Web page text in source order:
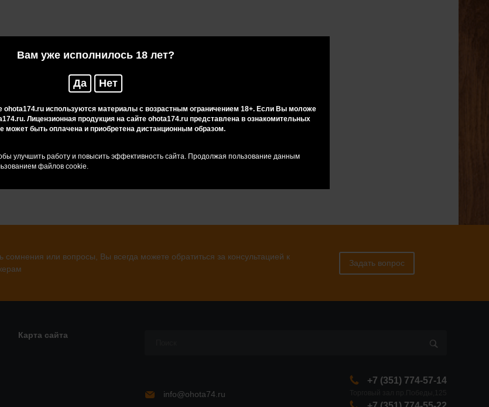
Вам уже исполнилось 18 лет?
Да Нет
используются материалы с возрастным ограничением 18+. Если Вы моложе
Лицензионная продукция на сайте ohota174.ru представлена в ознакомительных
может быть оплачена и приобретена дистанционным образом.
улучшить работу и повысить эффективность сайта. Продолжая пользование данным
файлов cookie.
сомнения или вопросы, Вы всегда можете обратиться за консультацией к
Задать вопрос
Карта сайта
info@ohota74.ru
+7 (351) 774-57-14